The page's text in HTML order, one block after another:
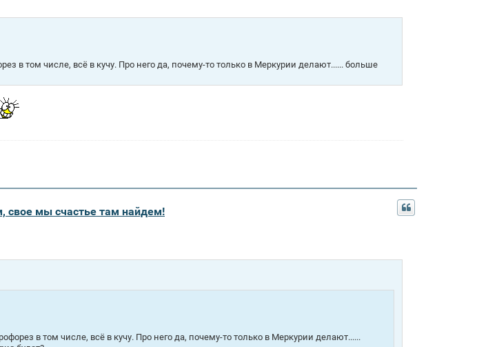
в том числе, всё в кучу. Про него да, почему-то только в Меркурии делают...... больше
свое мы счастье там найдем!
в том числе, всё в кучу. Про него да, почему-то только в Меркурии делают......